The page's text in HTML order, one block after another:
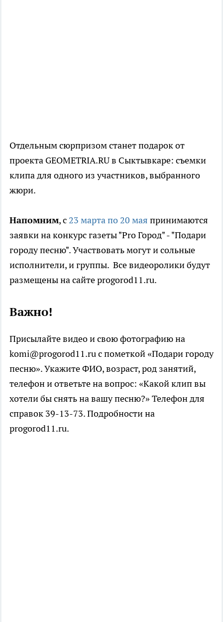
Отдельным сюрпризом станет подарок от
проекта GEOMETRIA.RU в Сыктывкаре: съемки
клипа для одного из участников, выбранного
жюри.
Напомним, с 23 марта по 20 мая принимаются
заявки на конкурс газеты "Pro Город" - "Подари
городу песню". Участвовать могут и сольные
исполнители, и группы. Все видеоролики будут
размещены на сайте progorod11.ru.
Важно!
Присылайте видео и свою фотографию на
komi@progorod11.ru с пометкой «Подари городу
песню». Укажите ФИО, возраст, род занятий,
телефон и ответьте на вопрос: «Какой клип вы
хотели бы снять на вашу песню?» Телефон для
справок 39-13-73. Подробности на
progorod11.ru.